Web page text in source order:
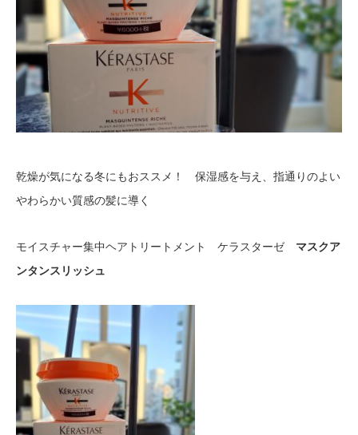
乾燥が気になる冬にもおススメ！ 保湿感を与え、指通りのよい
やわらかい質感の髪に導く
モイスチャー集中ヘアトリートメント ケラスターゼ マスクア
ンタンスリッシュ